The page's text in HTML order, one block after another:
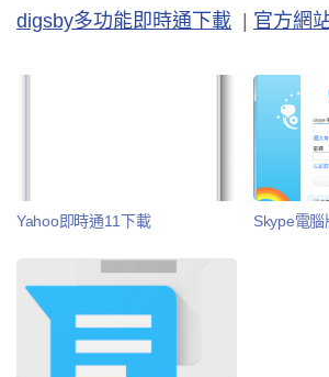
digsby多功能即時通下載 官方網
Yahoo即時通11下載 Skype電